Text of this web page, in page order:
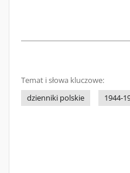
Temat i słowa kluczowe:
dzienniki polskie
1944-